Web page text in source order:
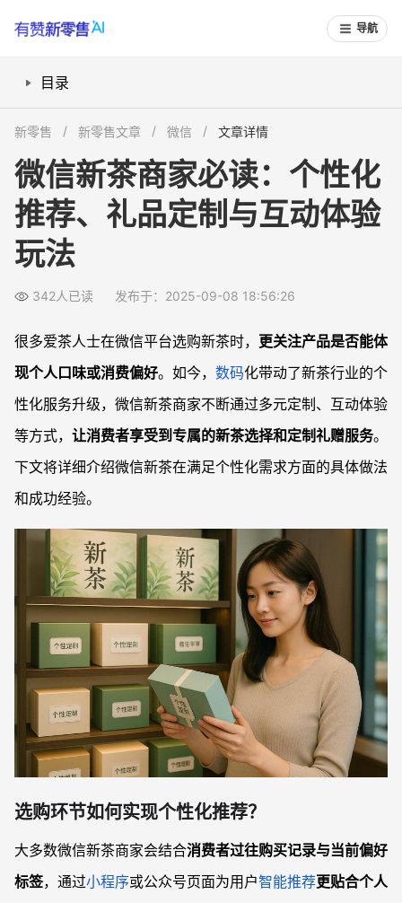
导航
目录
消费过程如何打造专属互动体验？
常见问题
微信新茶平台如何保证定制服务质量？
个人口味很小众，微信新茶商家能满足吗？
礼盒定制和批量采购都能提供个性化吗？
新零售 新零售文章 微信 文章详情
微信新茶商家必读：个性化
推荐、礼品定制与互动体验
玩法
342人已读 发布于：2025-09-08 18:56:26
很多爱茶人士在微信平台选购新茶时， 更关注产品是否能体
现个人口味或消费偏好。如今， 数码化带动了新茶行业的个
性化服务升级，微信新茶商家不断通过多元定制、互动体验
等方式， 让消费者享受到专属的新茶选择和定制礼赠服务。
下文将详细介绍微信新茶在满足个性化需求方面的具体做法
和成功经验。
选购环节如何实现个性化推荐？
大多数微信新茶商家会结合消费者过往购买记录与当前偏好
标签，通过小程序或公众号页面为用户智能推荐更贴合个人